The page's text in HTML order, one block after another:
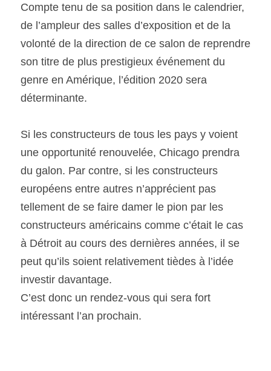
Compte tenu de sa position dans le calendrier,
de l’ampleur des salles d’exposition et de la
volonté de la direction de ce salon de reprendre
son titre de plus prestigieux événement du
genre en Amérique, l’édition 2020 sera
déterminante.
Si les constructeurs de tous les pays y voient
une opportunité renouvelée, Chicago prendra
du galon. Par contre, si les constructeurs
européens entre autres n’apprécient pas
tellement de se faire damer le pion par les
constructeurs américains comme c’était le cas
à Détroit au cours des dernières années, il se
peut qu’ils soient relativement tièdes à l’idée
investir davantage.
C’est donc un rendez-vous qui sera fort
intéressant l’an prochain.